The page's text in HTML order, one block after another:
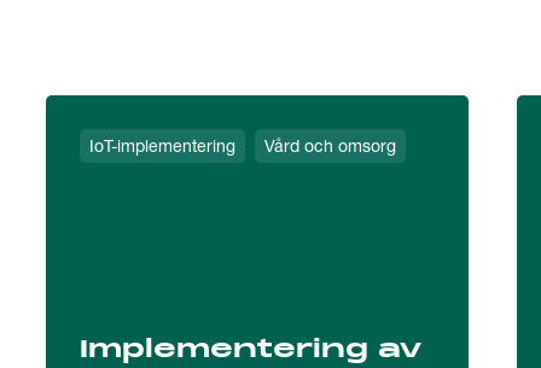
IoT-implementering Vård och omsorg
Implementering av